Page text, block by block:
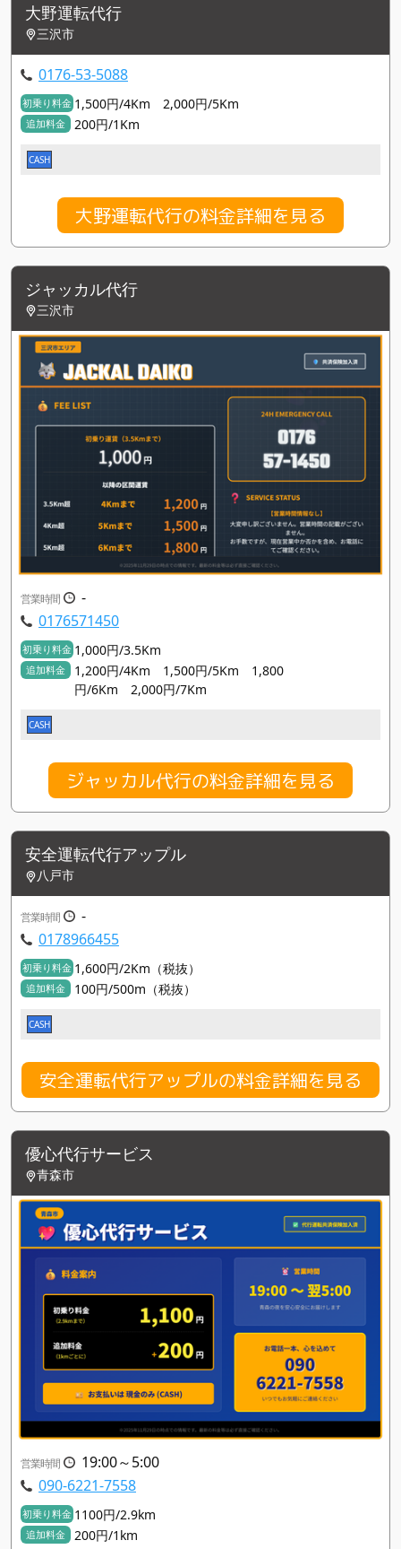
大野運転代行
三沢市
0176-53-5088
初乗り料金 1,500円/4Km 2,000円/5Km
追加料金 200円/1Km
CASH
大野運転代行の料金詳細を見る
ジャッカル代行
三沢市
営業時間
-
0176571450
初乗り料金 1,000円/3.5Km
追加料金
1,200円/4Km 1,500円/5Km 1,800
円/6Km 2,000円/7Km
CASH
ジャッカル代行の料金詳細を見る
安全運転代行アップル
八戸市
営業時間
-
0178966455
初乗り料金 1,600円/2Km（税抜）
追加料金 100円/500m（税抜）
CASH
安全運転代行アップルの料金詳細を見る
優心代行サービス
青森市
営業時間
19:00～5:00
090-6221-7558
初乗り料金 1100円/2.9km
追加料金 200円/1km